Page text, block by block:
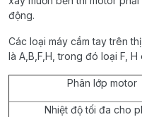
động.
Các loại máy cầm tay trên
là A,B,F,H, trong đó loại F,
Phân lớp motor
Nhiệt độ tối đa cho